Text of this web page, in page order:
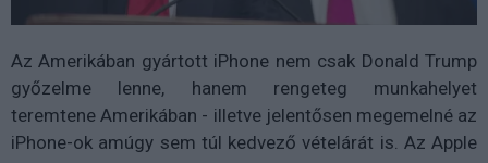
Az Amerikában gyártott iPhone nem csak Donald Trump
győzelme lenne, hanem rengeteg munkahelyet
teremtene Amerikában - illetve jelentősen megemelné az
iPhone-ok amúgy sem túl kedvező vételárát is. Az Apple